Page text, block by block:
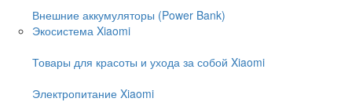
Внешние аккумуляторы (Power Bank)
Экосистема Xiaomi
Товары для красоты и ухода за собой Xiaomi
Электропитание Xiaomi